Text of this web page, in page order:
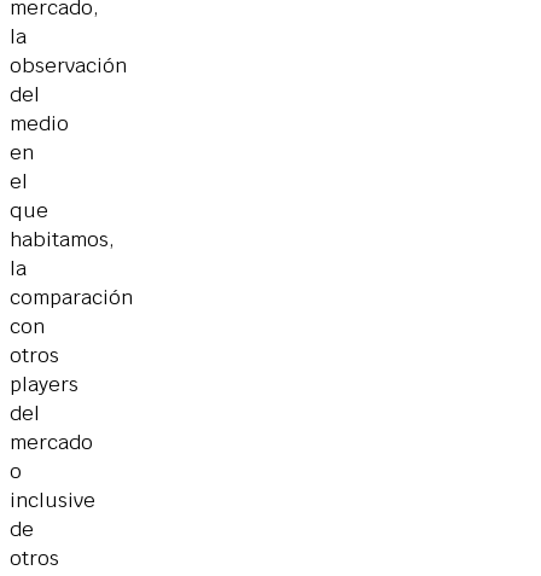
mercado,
la
observación
del
medio
en
el
que
habitamos,
la
comparación
con
otros
players
del
mercado
o
inclusive
de
otros